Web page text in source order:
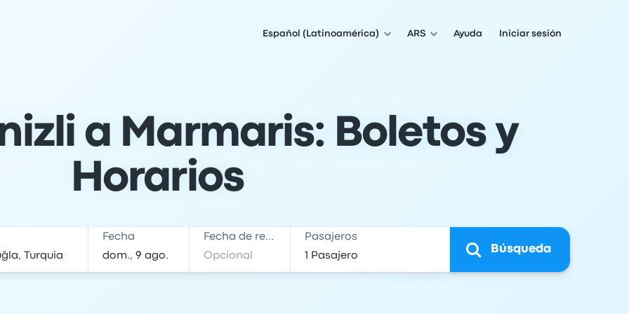
Español (Latinoamérica) ARS Ayuda Iniciar sesión
a Marmaris: Boletos y
Horarios
Fecha Fecha de regreso Pasajeros
Búsqueda